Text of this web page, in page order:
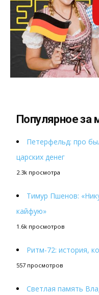
Популярное за
Петерфельд: про
царских денег
2.3k просмотра
Тимур Пшенов:
кайфую»
1.6k просмотров
Ритм-72: история,
557 просмотров
Светлая память